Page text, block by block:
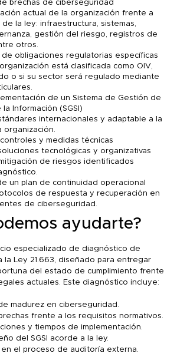
brechas de ciberseguridad
actual de la organización frente a
de la ley: infraestructura, sistemas,
gestión del riesgo, registros de
otros.
de obligaciones regulatorias específicas
está clasificada como OIV,
o si su sector será regulado mediante
de un Sistema de Gestión de
Información (SGSI)
internacionales y adaptable a la
organización.
y medidas técnicas
tecnológicas y organizativas
de riesgos identificados
un plan de continuidad operacional
de respuesta y recuperación en
de ciberseguridad.
ayudarte?
especializado de diagnóstico de
la Ley 21.663, diseñado para entregar
del estado de cumplimiento frente
actuales. Este diagnóstico incluye:
madurez en ciberseguridad.
frente a los requisitos normativos.
y tiempos de implementación.
del SGSI acorde a la ley.
en el proceso de auditoría externa.